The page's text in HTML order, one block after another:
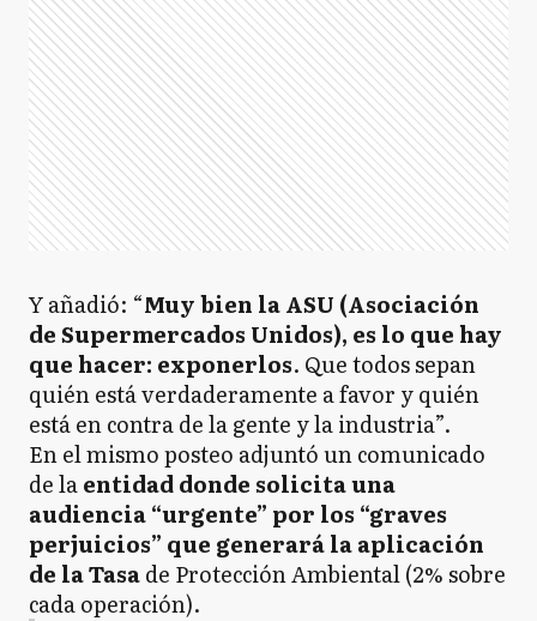
Y añadió: “Muy bien la ASU (Asociación
de Supermercados Unidos), es lo que hay
que hacer: exponerlos. Que todos sepan
quién está verdaderamente a favor y quién
está en contra de la gente y la industria”.
En el mismo posteo adjuntó un comunicado
de laentidad donde solicita una
audiencia “urgente” por los “graves
perjuicios” que generará la aplicación
de la Tasade Protección Ambiental (2% sobre
cada operación).